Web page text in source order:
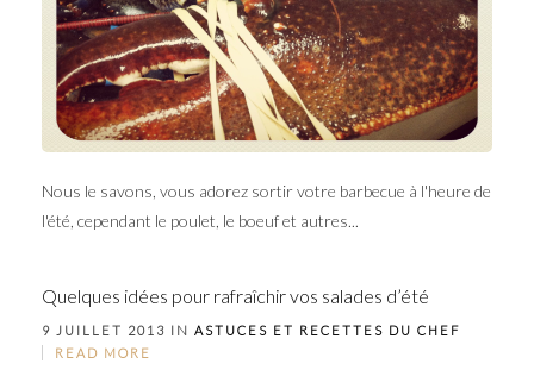
Nous le savons, vous adorez sortir votre barbecue à l'heure de
l'été, cependant le poulet, le boeuf et autres...
Quelques idées pour rafraîchir vos salades d’été
9 JUILLET 2013 IN ASTUCES ET RECETTES DU CHEF
READ MORE